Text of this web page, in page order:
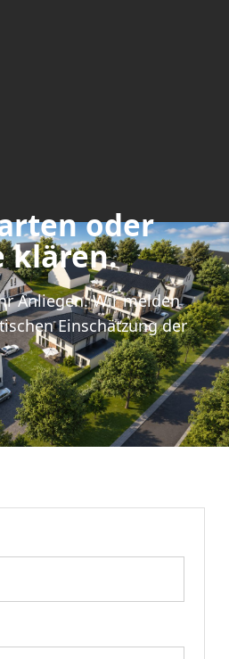
oder
klären.
Anliegen. Wir melden
Einschätzung der